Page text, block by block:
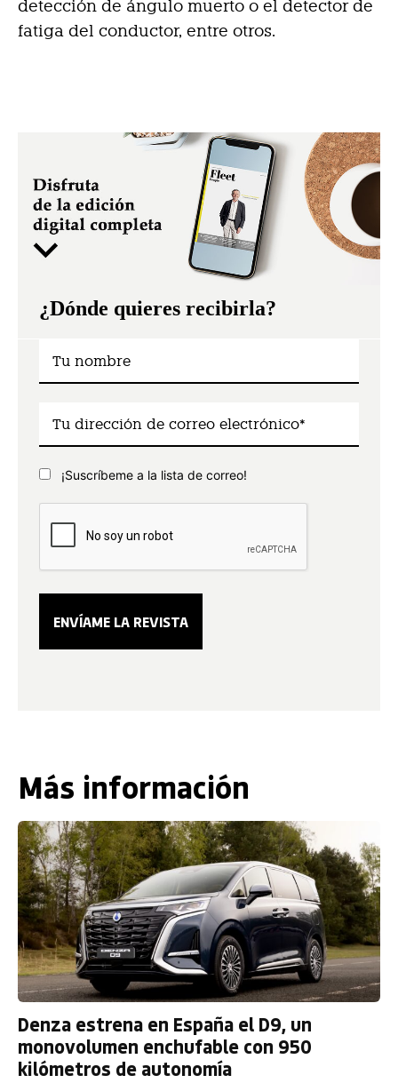
detección de ángulo muerto o el detector de
fatiga del conductor, entre otros.
¿Dónde quieres recibirla?
¡Suscríbeme a la lista de correo!
Más información
Denza estrena en España el D9, un
monovolumen enchufable con 950
kilómetros de autonomía